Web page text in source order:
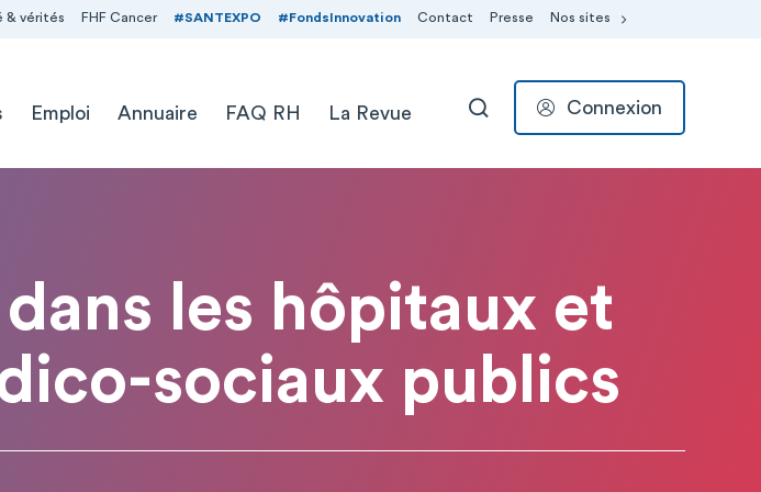
& vérités FHF Cancer #SANTEXPO #FondsInnovation Contact Presse Nos sites
Emploi Annuaire FAQ RH La Revue RECHERCHER
Connexion
les hôpitaux et
sociaux publics